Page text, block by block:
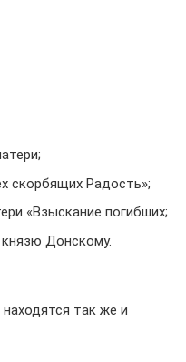
скорбящих Радость»;
«Взыскание погибших;
Донскому.
так же и